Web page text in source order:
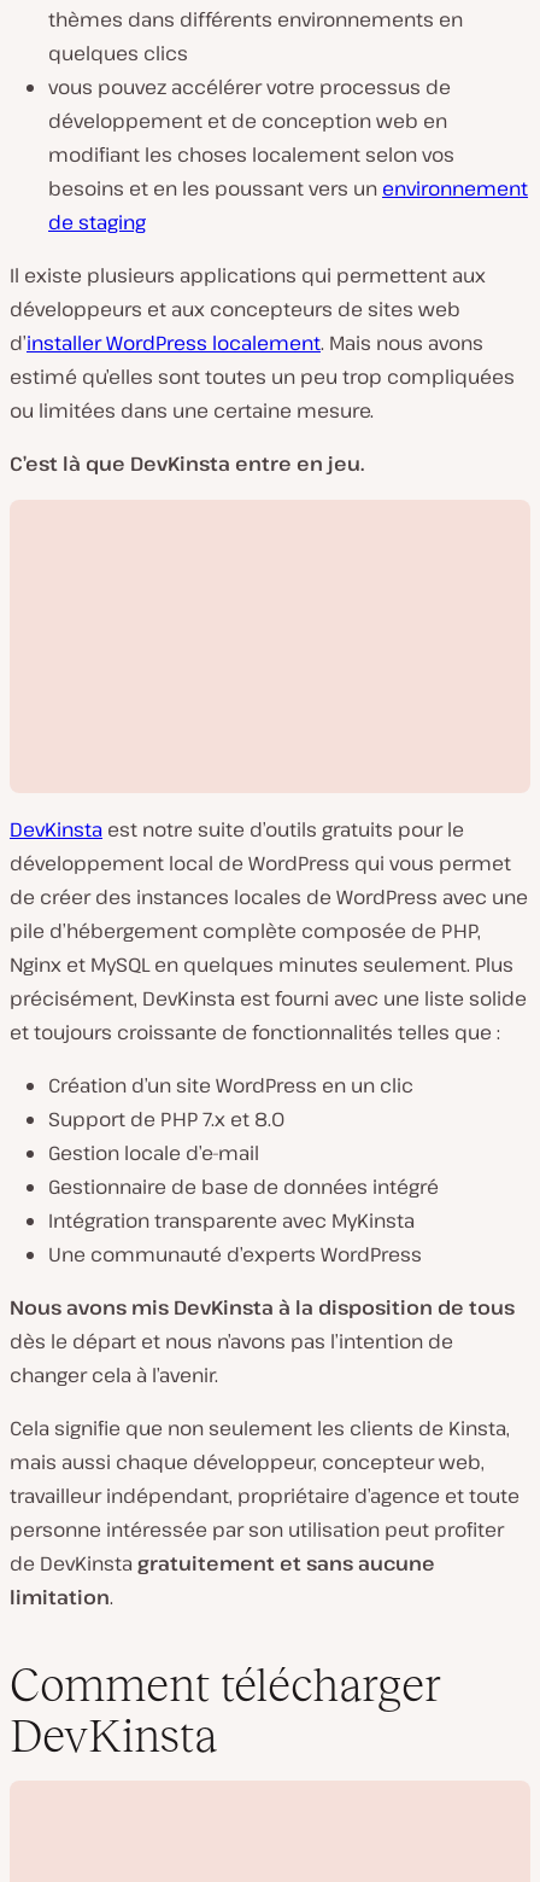
thèmes dans différents environnements en
quelques clics
vous pouvez accélérer votre processus de
développement et de conception web en
modifiant les choses localement selon vos
besoins et en les poussant vers un environnement
de staging
Il existe plusieurs applications qui permettent aux
développeurs et aux concepteurs de sites web
d’installer WordPress localement. Mais nous avons
estimé qu’elles sont toutes un peu trop compliquées
ou limitées dans une certaine mesure.
C’est là que DevKinsta entre en jeu.
i
e
a
d
é
o
DevKinsta est notre suite d’outils gratuits pour le
développement local de WordPress qui vous permet
de créer des instances locales de WordPress avec une
pile d’hébergement complète composée de PHP,
Nginx et MySQL en quelques minutes seulement. Plus
précisément, DevKinsta est fourni avec une liste solide
et toujours croissante de fonctionnalités telles que :
Création d’un site WordPress en un clic
Support de PHP 7.x et 8.0
Gestion locale d’e-mail
Gestionnaire de base de données intégré
Intégration transparente avec MyKinsta
Une communauté d’experts WordPress
Nous avons mis DevKinsta à la disposition de tous
dès le départ et nous n’avons pas l’intention de
changer cela à l’avenir.
Cela signifie que non seulement les clients de Kinsta,
mais aussi chaque développeur, concepteur web,
travailleur indépendant, propriétaire d’agence et toute
personne intéressée par son utilisation peut profiter
de DevKinsta gratuitement et sans aucune
limitation.
Comment télécharger
DevKinsta